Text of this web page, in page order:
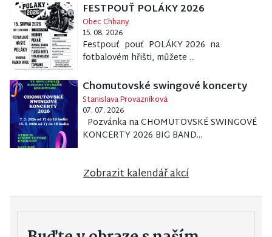
FESTPOUŤ POLÁKY 2026
Obec Chbany
15. 08. 2026
Festpouť pouť POLÁKY 2026 na
fotbalovém hřišti, můžete ...
Chomutovské swingové koncerty
Stanislava Provazníková
07. 07. 2026
Pozvánka na CHOMUTOVSKÉ SWINGOVÉ
KONCERTY 2026 BIG BAND...
Zobrazit kalendář akcí